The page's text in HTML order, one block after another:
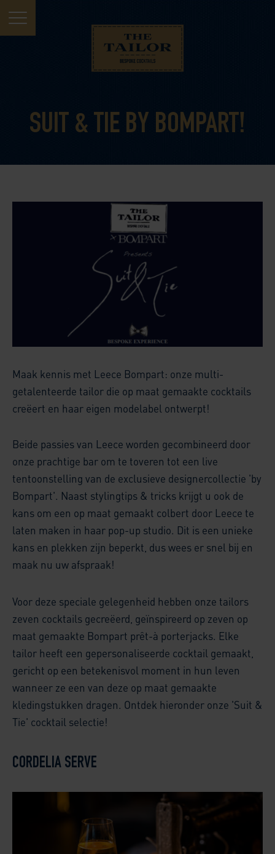
SUIT & TIE BY BOMPART!
Maak kennis met Leece Bompart: onze multi-
getalenteerde tailor die op maat gemaakte cocktails
creëert en haar eigen modelabel ontwerpt!
Beide passies van Leece worden gecombineerd door
onze prachtige bar om te toveren tot een live
tentoonstelling van de exclusieve designercollectie 'by
Bompart'. Naast stylingtips & tricks krijgt u ook de
kans om een op maat gemaakt colbert door Leece te
laten maken in haar pop-up studio. Dit is een unieke
kans en plekken zijn beperkt, dus wees er snel bij en
maak nu uw afspraak!
Voor deze speciale gelegenheid hebben onze tailors
zeven cocktails gecreëerd, geïnspireerd op zeven op
maat gemaakte Bompart prêt-à porterjacks. Elke
tailor heeft een gepersonaliseerde cocktail gemaakt,
gericht op een betekenisvol moment in hun leven
wanneer ze een van deze op maat gemaakte
kledingstukken dragen. Ontdek hieronder onze 'Suit &
Tie' cocktail selectie!
CORDELIA SERVE